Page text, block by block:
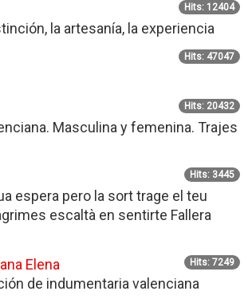
Hits: 12404
la artesanía, la experiencia
Hits: 47047
Hits: 20432
Masculina y femenina. Trajes
Hits: 3445
espera pero la sort trage el teu
escaltà en sentirte Fallera
Hits: 7249
Elena
de indumentaria valenciana